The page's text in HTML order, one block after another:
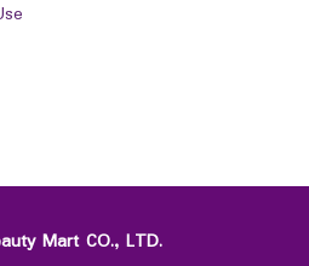
Mart CO., LTD.